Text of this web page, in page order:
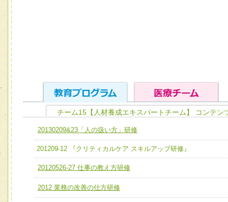
ユニット１ 医療人としての基礎能力
全人的医療を実践する医療人として、必要な基礎能力を身
ける
ユニット２ チーム医療構成力
ユニット３ 多職種連携力
チーム01【病院内横断的問題解決チーム】
チーム02【地域医療連携推進による高度医療を必要とする
宅患者等支援チーム】
チーム03【癌患者服薬サポートチーム】
チーム15【人材養成エキスパートチーム】 コンテン
20130209&23「人の扱い方」研修
201209-12 『クリティカルケア スキルアップ研修』
20120526-27 仕事の教え方研修
2012 業務の改善の仕方研修